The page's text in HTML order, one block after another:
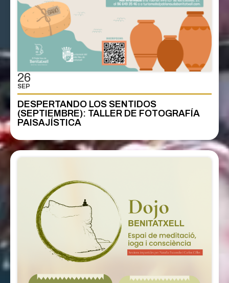
26
SEP
DESPERTANDO LOS SENTIDOS
(SEPTIEMBRE): TALLER DE FOTOGRAFÍA
PAISAJÍSTICA